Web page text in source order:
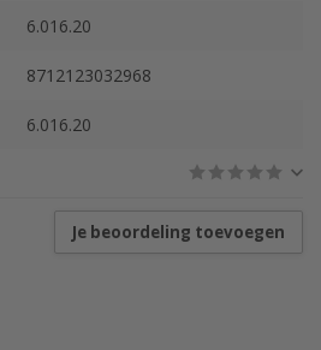
6.016.20
8712123032968
6.016.20
Je beoordeling toevoegen